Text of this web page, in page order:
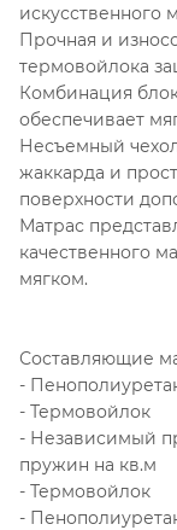
искусственного
Прочная и
термовойлока
Комбинация
обеспечивает
Несъемный
жаккарда и
поверхности
Матрас
качественного
мягком.
Составляющие
-
- Термовойлок
- Независимый
пружин на кв.м
- Термовойлок
-